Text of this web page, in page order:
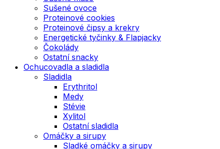
Sušené ovoce
Proteinové cookies
Proteinové čipsy a krekry
Energetické tyčinky & Flapjacky
Čokolády
Ostatní snacky
Ochucovadla a sladidla
Sladidla
Erythritol
Medy
Stévie
Xylitol
Ostatní sladidla
Omáčky a sirupy
Sladké omáčky a sirupy